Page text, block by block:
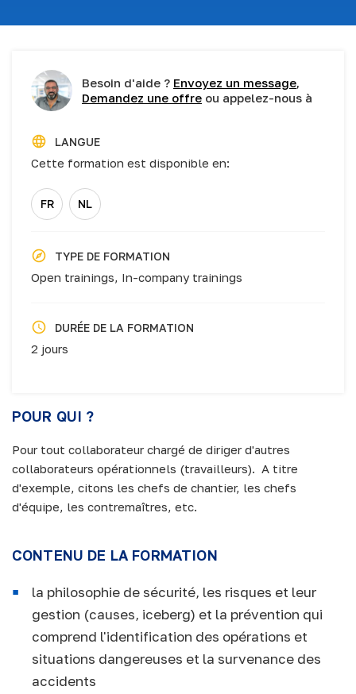
POUR QUI ?
Pour tout collaborateur chargé de diriger d'autres
collaborateurs opérationnels (travailleurs). A titre
d'exemple, citons les chefs de chantier, les chefs
d'équipe, les contremaîtres, etc.
CONTENU DE LA FORMATION
la philosophie de sécurité, les risques et leur
gestion (causes, iceberg) et la prévention qui
comprend l'identification des opérations et
situations dangereuses et la survenance des
accidents
Besoin d'aide ? Envoyez un message,
Demandez une offre ou appelez-nous à
LANGUE
Cette formation est disponible en:
FR NL
TYPE DE FORMATION
Open trainings, In-company trainings
DURÉE DE LA FORMATION
2 jours